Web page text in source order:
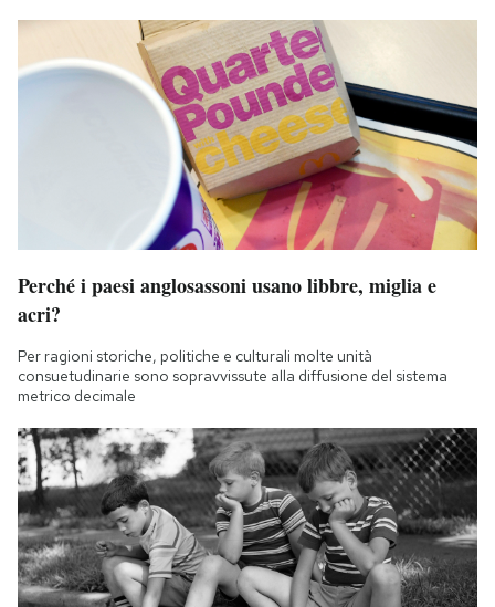
Perché i paesi anglosassoni usano libbre, miglia e
acri?
Per ragioni storiche, politiche e culturali molte unità
consuetudinarie sono sopravvissute alla diffusione del sistema
metrico decimale